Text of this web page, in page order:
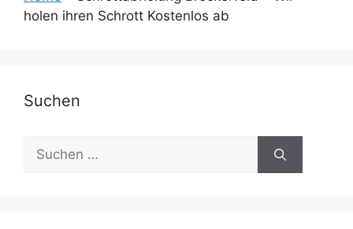
holen ihren Schrott Kostenlos ab
Suchen
Suchen
nach: